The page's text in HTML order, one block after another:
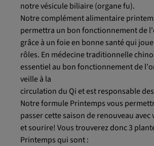
notre vésicule biliaire (organe fu).
Notre complément alimentaire
permettra un bon fonctionnement de
grâce à un foie en bonne santé qui
rôles. En médecine traditionnelle
essentiel au bon fonctionnement de
veille à la
circulation du Qi et est responsable
Notre formule Printemps vous
passer cette saison de renouveau
et sourire! Vous trouverez donc 3
Printemps qui sont :